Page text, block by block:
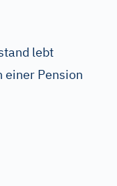
lebt
einer Pension